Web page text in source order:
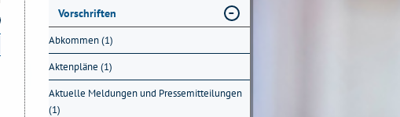
Vorschriften
Abkommen (1)
Aktenpläne (1)
Aktuelle Meldungen und Pressemitteilungen
(1)